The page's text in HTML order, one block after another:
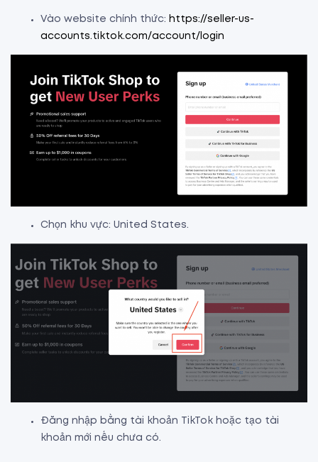
Vào website chính thức: https://seller-us-
accounts.tiktok.com/account/login
Chọn khu vực: United States.
Đăng nhập bằng tài khoản TikTok hoặc tạo tài
khoản mới nếu chưa có.